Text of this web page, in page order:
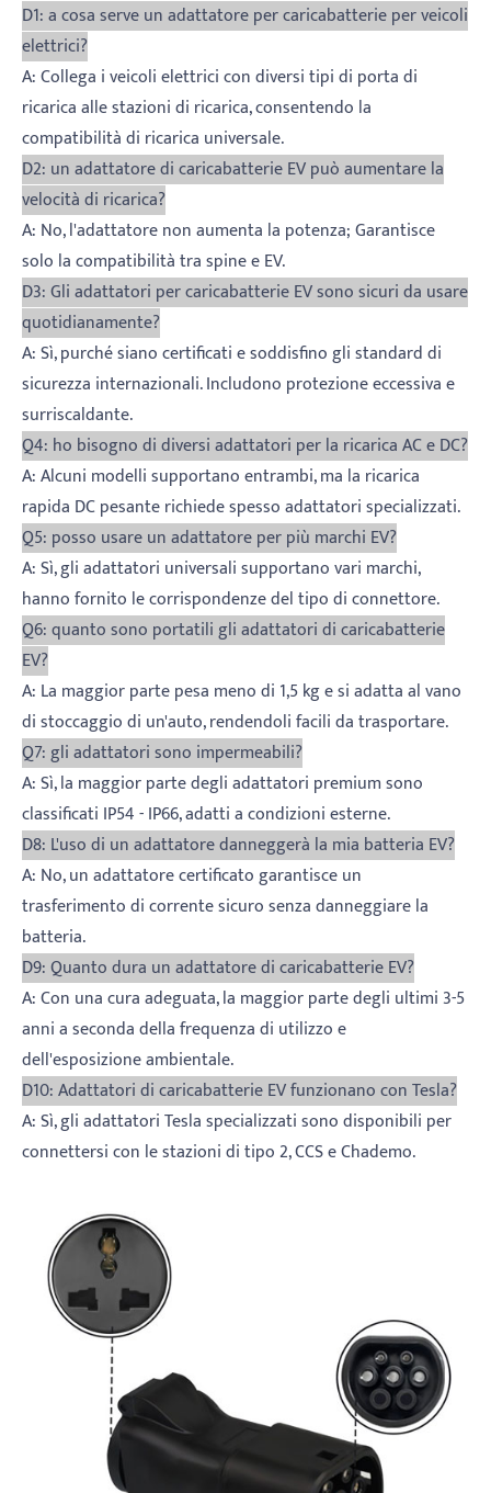
D1: a cosa serve un adattatore per caricabatterie per veicoli
elettrici?
A: Collega i veicoli elettrici con diversi tipi di porta di
ricarica alle stazioni di ricarica, consentendo la
compatibilità di ricarica universale.
D2: un adattatore di caricabatterie EV può aumentare la
velocità di ricarica?
A: No, l'adattatore non aumenta la potenza; Garantisce
solo la compatibilità tra spine e EV.
D3: Gli adattatori per caricabatterie EV sono sicuri da usare
quotidianamente?
A: Sì, purché siano certificati e soddisfino gli standard di
sicurezza internazionali. Includono protezione eccessiva e
surriscaldante.
Q4: ho bisogno di diversi adattatori per la ricarica AC e DC?
A: Alcuni modelli supportano entrambi, ma la ricarica
rapida DC pesante richiede spesso adattatori specializzati.
Q5: posso usare un adattatore per più marchi EV?
A: Sì, gli adattatori universali supportano vari marchi,
hanno fornito le corrispondenze del tipo di connettore.
Q6: quanto sono portatili gli adattatori di caricabatterie
EV?
A: La maggior parte pesa meno di 1,5 kg e si adatta al vano
di stoccaggio di un'auto, rendendoli facili da trasportare.
Q7: gli adattatori sono impermeabili?
A: Sì, la maggior parte degli adattatori premium sono
classificati IP54 - IP66, adatti a condizioni esterne.
D8: L'uso di un adattatore danneggerà la mia batteria EV?
A: No, un adattatore certificato garantisce un
trasferimento di corrente sicuro senza danneggiare la
batteria.
D9: Quanto dura un adattatore di caricabatterie EV?
A: Con una cura adeguata, la maggior parte degli ultimi 3-5
anni a seconda della frequenza di utilizzo e
dell'esposizione ambientale.
D10: Adattatori di caricabatterie EV funzionano con Tesla?
A: Sì, gli adattatori Tesla specializzati sono disponibili per
connettersi con le stazioni di tipo 2, CCS e Chademo.